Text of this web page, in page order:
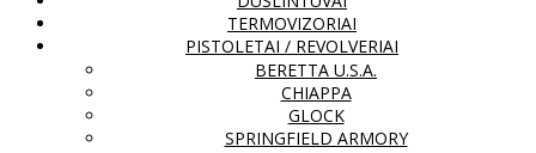
TERMOVIZORIAI
PISTOLETAI / REVOLVERIAI
BERETTA U.S.A.
CHIAPPA
GLOCK
SPRINGFIELD ARMORY